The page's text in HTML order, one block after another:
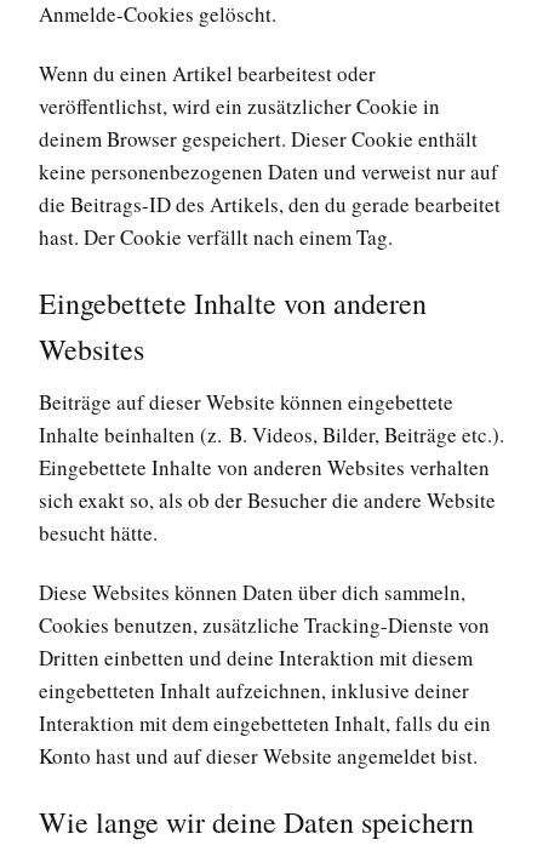
Anmelde-Cookies gelöscht.
Wenn du einen Artikel bearbeitest oder
veröffentlichst, wird ein zusätzlicher Cookie in
deinem Browser gespeichert. Dieser Cookie enthält
keine personenbezogenen Daten und verweist nur auf
die Beitrags-ID des Artikels, den du gerade bearbeitet
hast. Der Cookie verfällt nach einem Tag.
Eingebettete Inhalte von anderen
Websites
Beiträge auf dieser Website können eingebettete
Inhalte beinhalten (z. B. Videos, Bilder, Beiträge etc.).
Eingebettete Inhalte von anderen Websites verhalten
sich exakt so, als ob der Besucher die andere Website
besucht hätte.
Diese Websites können Daten über dich sammeln,
Cookies benutzen, zusätzliche Tracking-Dienste von
Dritten einbetten und deine Interaktion mit diesem
eingebetteten Inhalt aufzeichnen, inklusive deiner
Interaktion mit dem eingebetteten Inhalt, falls du ein
Konto hast und auf dieser Website angemeldet bist.
Wie lange wir deine Daten speichern